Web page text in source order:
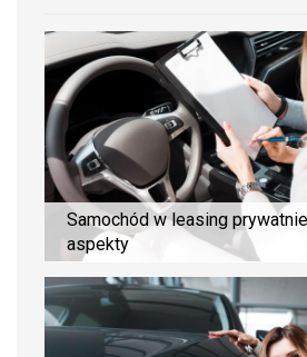
Samochód w leasing
aspekty